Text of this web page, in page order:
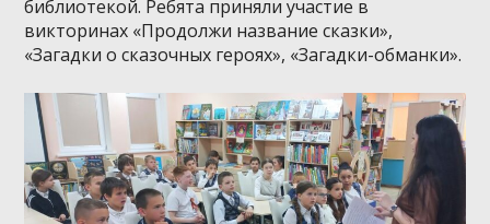
библиотекой. Ребята приняли участие в
викторинах «Продолжи название сказки»,
«Загадки о сказочных героях», «Загадки-обманки».